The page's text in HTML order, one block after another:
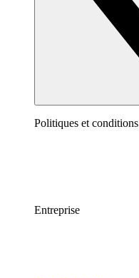
Politiques et conditions
Entreprise